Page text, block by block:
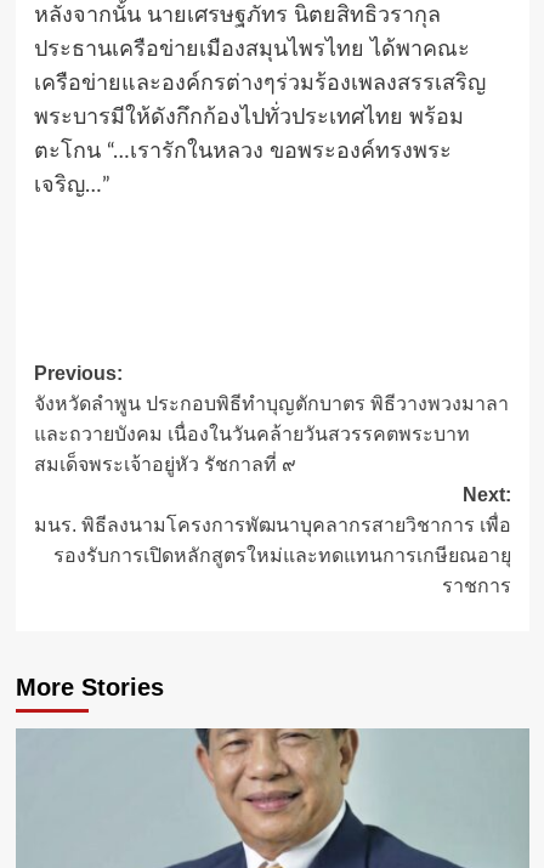
หลังจากนั้น นายเศรษฐภัทร นิตยสิทธิวรากุล
ประธานเครือข่ายเมืองสมุนไพรไทย ได้พาคณะ
เครือข่ายและองค์กรต่างๆร่วมร้องเพลงสรรเสริญ
พระบารมีให้ดังกึกก้องไปทั่วประเทศไทย พร้อม
ตะโกน “…เรารักในหลวง ขอพระองค์ทรงพระ
เจริญ…”
Post
navigation
Previous:
จังหวัดลำพูน ประกอบพิธีทำบุญตักบาตร พิธีวางพวงมาลา
และถวายบังคม เนื่องในวันคล้ายวันสวรรคตพระบาท
สมเด็จพระเจ้าอยู่หัว รัชกาลที่ ๙
Next:
มนร. พิธีลงนามโครงการพัฒนาบุคลากรสายวิชาการ เพื่อ
รองรับการเปิดหลักสูตรใหม่และทดแทนการเกษียณอายุ
ราชการ
More Stories